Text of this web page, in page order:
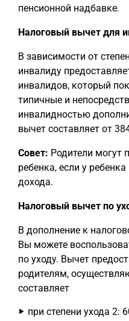
пенсионной надбавке.
Налоговый вычет для
В зависимости от
инвалиду
инвалидов, который
типичные и
инвалидностью
вычет составляет от
Совет: Родители могут
ребенка, если у
дохода.
Налоговый вычет по
В дополнение к
Вы можете
по уходу. Вычет
родителям,
составляет
при степени ухода 2: